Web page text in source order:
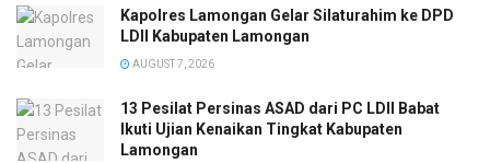
Kapolres Lamongan Gelar Silaturahim ke DPD
LDII Kabupaten Lamongan
AUGUST 7, 2026
13 Pesilat Persinas ASAD dari PC LDII Babat
Ikuti Ujian Kenaikan Tingkat Kabupaten
Lamongan